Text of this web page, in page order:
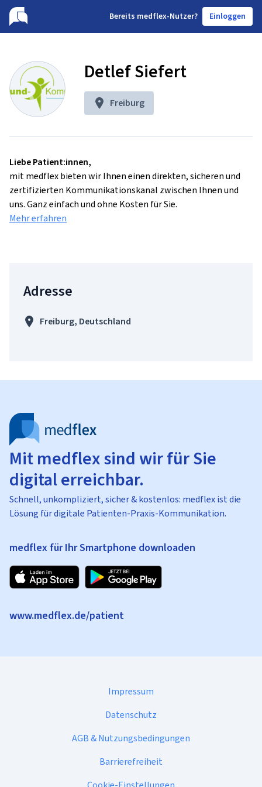
Bereits medflex-Nutzer? Einloggen
Detlef Siefert
Freiburg
Liebe Patient:innen,
mit medflex bieten wir Ihnen einen direkten, sicheren und
zertifizierten Kommunikationskanal zwischen Ihnen und
uns. Ganz einfach und ohne Kosten für Sie.
Mehr erfahren
Adresse
Freiburg, Deutschland
Mit medflex sind wir für Sie
digital erreichbar.
Schnell, unkompliziert, sicher & kostenlos: medflex ist die
Lösung für digitale Patienten-Praxis-Kommunikation.
medflex für Ihr Smartphone downloaden
www.medflex.de/patient
Impressum
Datenschutz
AGB & Nutzungsbedingungen
Barrierefreiheit